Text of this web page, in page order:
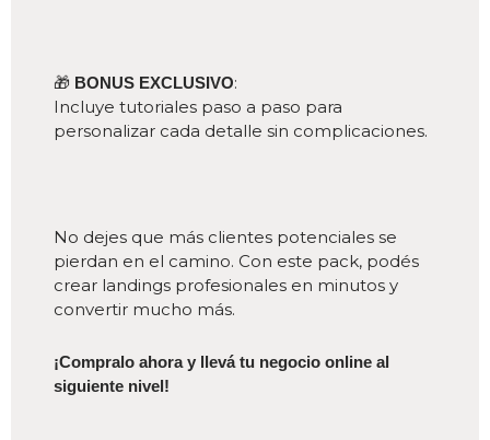
🎁 BONUS EXCLUSIVO:
Incluye tutoriales paso a paso para
personalizar cada detalle sin complicaciones.
No dejes que más clientes potenciales se
pierdan en el camino. Con este pack, podés
crear landings profesionales en minutos y
convertir mucho más.
¡Compralo ahora y llevá tu negocio online al
siguiente nivel!